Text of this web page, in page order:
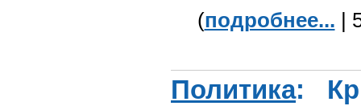
(подробнее... |
Политика: